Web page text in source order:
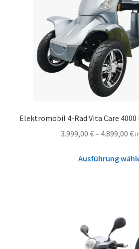
Elektromobil 4-Rad Vita Care
3.999,00 €– 4.899,00 €
Ausführung